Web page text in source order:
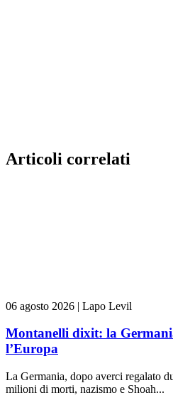
Articoli correlati
06 agosto 2026 | Lapo Levil
Montanelli dixit: la
l’Europa
La Germania, dopo averci regalato
milioni di morti, nazismo e Shoah...